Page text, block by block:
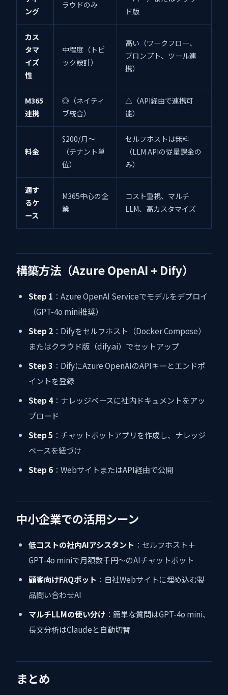
ング
ラウドのみ
ド版
カス
タマ
イズ
性
中程度（トピ
ック設計）
高い（ワークフロー、
プロンプト、ツール連
携）
M365
連携
◎（ネイティ
ブ統合）
△（API経由で連携可
能）
料金
$200/月〜
（テナント単
位）
セルフホストは無料
（LLM APIの従量課金の
み）
適す
るケ
ース
M365中心の企
業
コスト重視、マルチ
LLM、高カスタマイズ
構築方法（Azure OpenAI + Dify）
Step 1 ：Azure OpenAI Serviceでモデルをデプロイ
（GPT-4o mini推奨）
Step 2 ：Difyをセルフホスト（Docker Compose）
またはクラウド版（dify.ai）でセットアップ
Step 3 ：DifyにAzure OpenAIのAPIキーとエンドポ
イントを登録
Step 4：ナレッジベースに社内ドキュメントをアッ
プロード
Step 5 ：チャットボットアプリを作成し、ナレッジ
ベースを紐づけ
Step 6 ：WebサイトまたはAPI経由で公開
中小企業での活用シーン
低コストの社内AIアシスタント ：セルフホスト＋
GPT-4o miniで月額数千円〜のAIチャットボット
顧客向けFAQボット ：自社Webサイトに埋め込む製
品問い合わせAI
マルチLLMの使い分け ：簡単な質問はGPT-4o mini、
長文分析はClaudeと自動切替
まとめ